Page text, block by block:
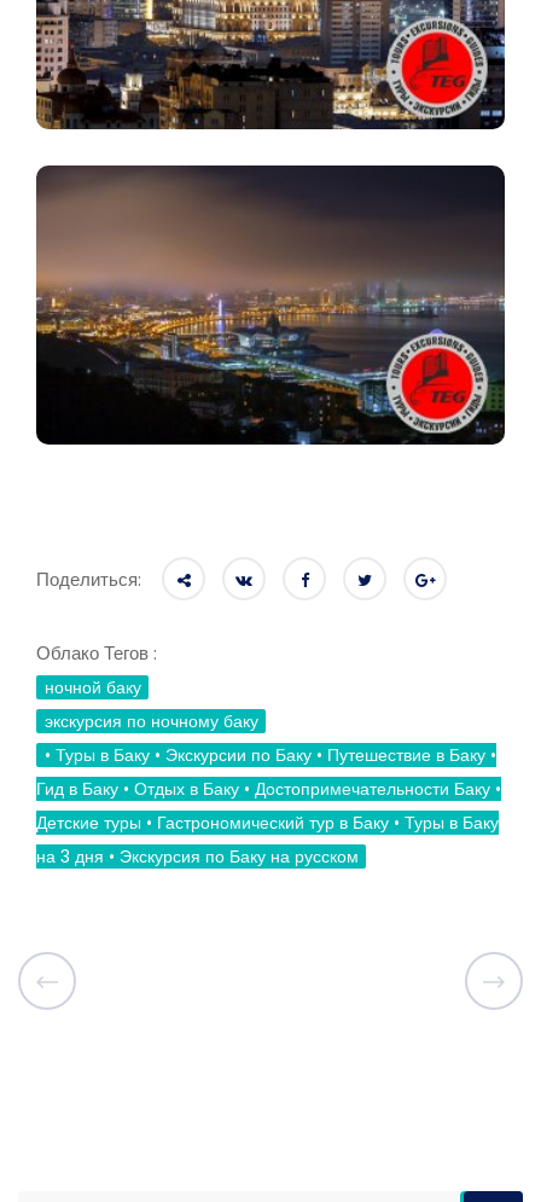
Поделиться:
Облако Тегов :
ночной баку
экскурсия по ночному баку
• Туры в Баку • Экскурсии по Баку • Путешествие в Баку •
Гид в Баку • Отдых в Баку • Достопримечательности Баку •
Детские туры • Гастрономический тур в Баку • Туры в Баку
на 3 дня • Экскурсия по Баку на русском